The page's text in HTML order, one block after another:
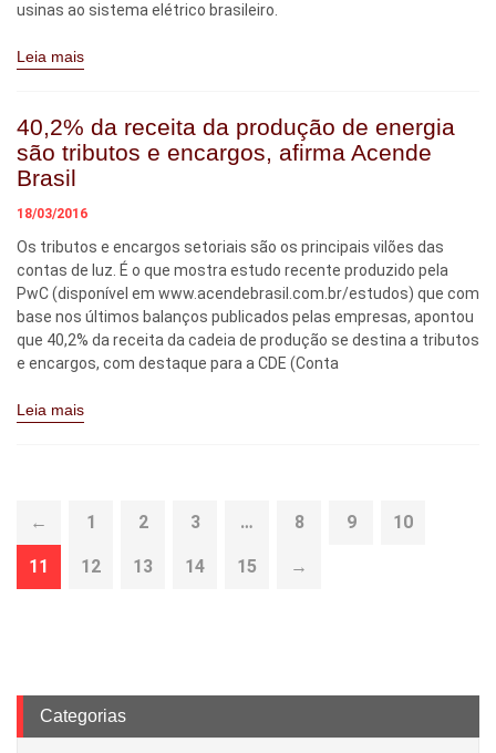
usinas ao sistema elétrico brasileiro.
Leia mais
40,2% da receita da produção de energia
são tributos e encargos, afirma Acende
Brasil
18/03/2016
Os tributos e encargos setoriais são os principais vilões das
contas de luz. É o que mostra estudo recente produzido pela
PwC (disponível em www.acendebrasil.com.br/estudos) que com
base nos últimos balanços publicados pelas empresas, apontou
que 40,2% da receita da cadeia de produção se destina a tributos
e encargos, com destaque para a CDE (Conta
Leia mais
← 1 2 3 … 8 9 10
11 12 13 14 15 →
Categorias